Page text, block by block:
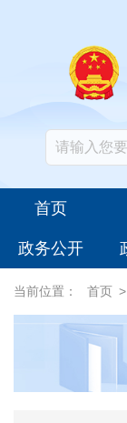
首页
政务公开
当前位置： 首页 >